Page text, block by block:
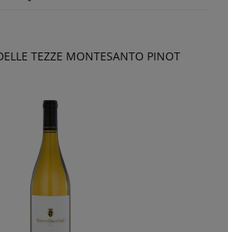
TEZZE MONTESANTO PINOT